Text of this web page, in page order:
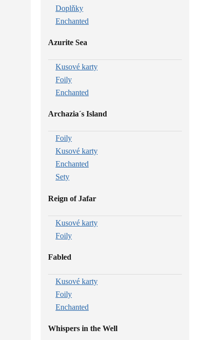
Doplňky
Enchanted
Azurite Sea
Kusové karty
Foily
Enchanted
Archazia´s Island
Foily
Kusové karty
Enchanted
Sety
Reign of Jafar
Kusové karty
Foily
Fabled
Kusové karty
Foily
Enchanted
Whispers in the Well